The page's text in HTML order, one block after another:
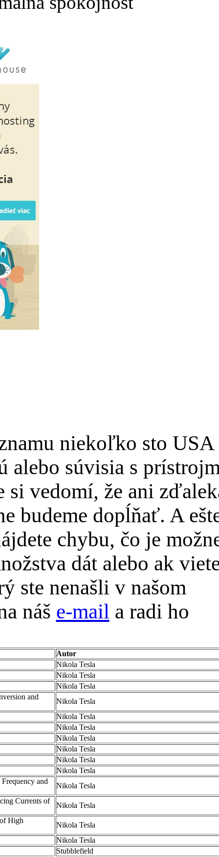
niekoľko sto USA
alebo súvisia s
si vedomí, že ani
budeme dopĺňať. A
chybu, čo je
dát alebo ak
ste nenašli v našom
náš e-mail a radi ho
Autor
Nikola Tesla
Nikola Tesla
Nikola Tesla
and
Nikola Tesla
Nikola Tesla
Nikola Tesla
Nikola Tesla
Nikola Tesla
Nikola Tesla
Nikola Tesla
and
Nikola Tesla
Currents of
Nikola Tesla
High
Nikola Tesla
Nikola Tesla
Stubblefield